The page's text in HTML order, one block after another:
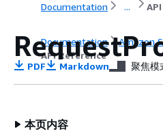
Documentation ...
Documentation
Amazon
API Reference
PDF Markdown 聚焦模
本页内容